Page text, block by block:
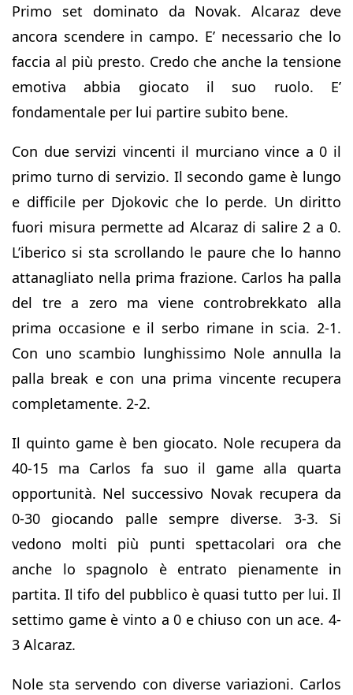
Primo set dominato da Novak. Alcaraz deve
ancora scendere in campo. E’ necessario che lo
faccia al più presto. Credo che anche la tensione
emotiva abbia giocato il suo ruolo. E’
fondamentale per lui partire subito bene.
Con due servizi vincenti il murciano vince a 0 il
primo turno di servizio. Il secondo game è lungo
e difficile per Djokovic che lo perde. Un diritto
fuori misura permette ad Alcaraz di salire 2 a 0.
L’iberico si sta scrollando le paure che lo hanno
attanagliato nella prima frazione. Carlos ha palla
del tre a zero ma viene controbrekkato alla
prima occasione e il serbo rimane in scia. 2-1.
Con uno scambio lunghissimo Nole annulla la
palla break e con una prima vincente recupera
completamente. 2-2.
Il quinto game è ben giocato. Nole recupera da
40-15 ma Carlos fa suo il game alla quarta
opportunità. Nel successivo Novak recupera da
0-30 giocando palle sempre diverse. 3-3. Si
vedono molti più punti spettacolari ora che
anche lo spagnolo è entrato pienamente in
partita. Il tifo del pubblico è quasi tutto per lui. Il
settimo game è vinto a 0 e chiuso con un ace. 4-
3 Alcaraz.
Nole sta servendo con diverse variazioni. Carlos